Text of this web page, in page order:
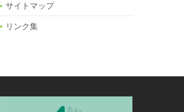
サイトマップ
リンク集